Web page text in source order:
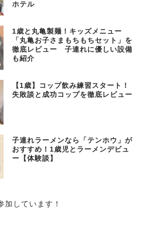
ホテル
1歳と丸亀製麺！キッズメニュー
「丸亀お子さまもちもちセット」を
徹底レビュー 子連れに優しい設備
も紹介
【1歳】コップ飲み練習スタート！
失敗談と成功コップを徹底レビュー
子連れラーメンなら「テンホウ」が
おすすめ！1歳児とラーメンデビュ
ー【体験談】
加しています！プロフィール